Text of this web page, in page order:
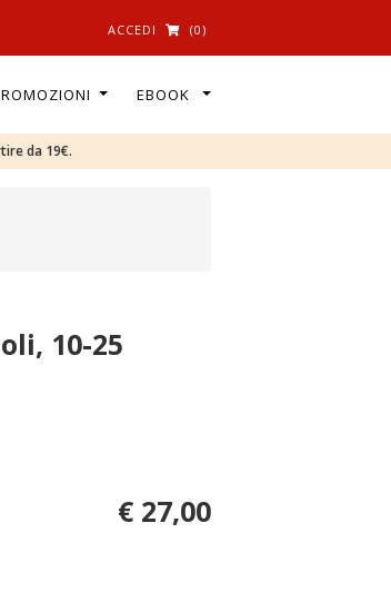
ACCEDI (0)
EBOOK
da 19€.
10-25
€ 27,00